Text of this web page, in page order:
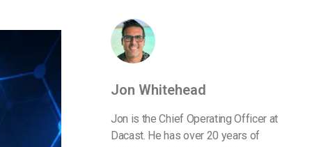
Jon Whitehead
Jon is the Chief Operating Officer at
Dacast. He has over 20 years of